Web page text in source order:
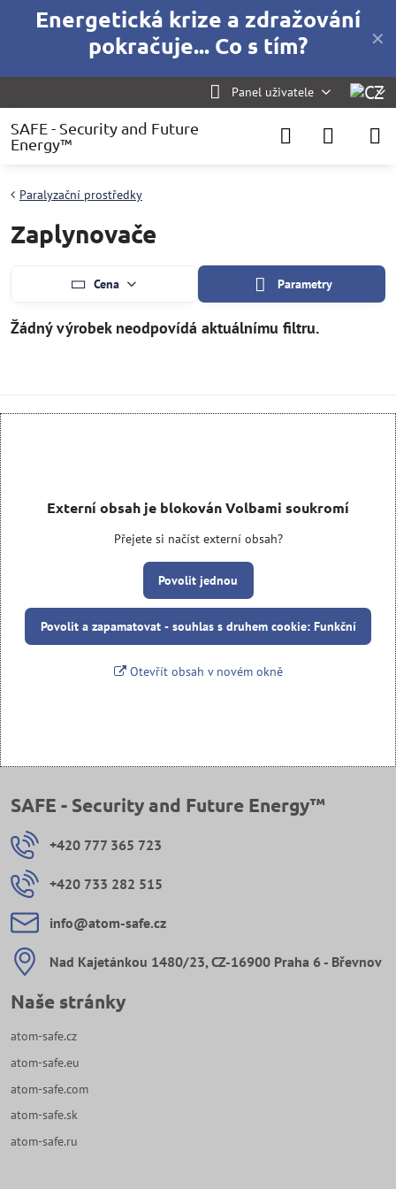
✕
Energetická krize a zdražování
pokračuje... Co s tím?
Panel uživatele
SAFE - Security and Future
Energy™
Paralyzační prostředky
Zaplynovače
Cena Parametry
Externí obsah je blokován Volbami soukromí
Přejete si načíst externí obsah?
Povolit jednou
Povolit a zapamatovat - souhlas s druhem cookie: Funkční
Otevřít obsah v novém okně
SAFE - Security and Future Energy™
+420 777 365 723
+420 733 282 515
info​@atom-safe​.cz
Nad Kajetánkou 1480/23, CZ-16900 Praha 6 - Břevnov
Naše stránky
atom-safe.cz
atom-safe.eu
atom-safe.com
atom-safe.sk
atom-safe.ru